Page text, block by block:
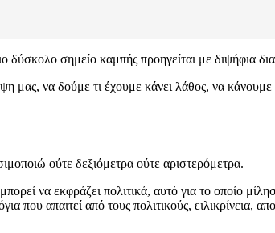
σημείο καμπής προηγείται με διψήφια
να δούμε τι έχουμε κάνει λάθος, να κάνουμε
ούτε δεξιόμετρα ούτε αριστερόμετρα.
να εκφράζει πολιτικά, αυτό για το οποίο
απαιτεί από τους πολιτικούς, ειλικρίνεια,